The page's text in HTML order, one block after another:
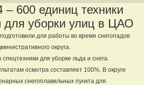
– 600 единиц техники
для уборки улиц в ЦАО
для работы во время снегопадов
округа.
для уборке льда и снега.
осмотра составляет 100%. В округе
снегоплавильных пункта для